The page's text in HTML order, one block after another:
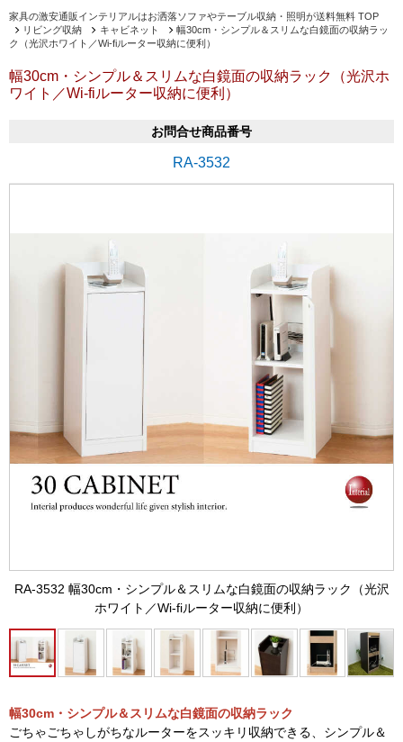
家具の激安通販インテリアルはお洒落ソファやテーブル収納・照明が送料無料 TOP
リビング収納
キャビネット
幅30cm・シンプル＆スリムな白鏡面の収納ラッ
ク（光沢ホワイト／Wi-fiルーター収納に便利）
幅30cm・シンプル＆スリムな白鏡面の収納ラック（光沢ホ
ワイト／Wi-fiルーター収納に便利）
お問合せ商品番号
RA-3532
RA-3532 幅30cm・シンプル＆スリムな白鏡面の収納ラック（光沢
ホワイト／Wi-fiルーター収納に便利）
幅30cm・シンプル＆スリムな白鏡面の収納ラック
ごちゃごちゃしがちなルーターをスッキリ収納できる、シンプル＆